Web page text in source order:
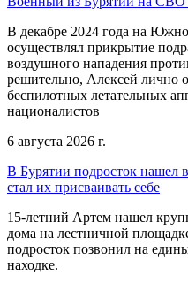
В декабре 2024 года на
осуществлял прикрытие
воздушного нападения
решительно, Алексей лично
беспилотных летательных
националистов
6 августа 2026 г.
В Бурятии подросток нашел
стал их присваивать себе
15-летний Артем нашел
дома на лестничной
подросток позвонил на
находке.